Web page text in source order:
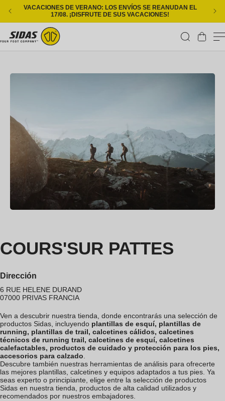
Ir directamente al contenido
VACACIONES DE VERANO: LOS ENVÍOS SE REANUDAN EL
17/08. ¡DISFRUTE DE SUS VACACIONES!
Carrito
COURS'SUR PATTES
Dirección
6 RUE HELENE DURAND
07000 PRIVAS FRANCIA
Ven a descubrir nuestra tienda, donde encontrarás una selección de
productos Sidas, incluyendo plantillas de esquí, plantillas de
running, plantillas de trail, calcetines cálidos, calcetines
técnicos de running trail, calcetines de esquí, calcetines
calefactables, productos de cuidado y protección para los pies,
accesorios para calzado.
Descubre también nuestras herramientas de análisis para ofrecerte
las mejores plantillas, calcetines y equipos adaptados a tus pies. Ya
seas experto o principiante, elige entre la selección de productos
Sidas en nuestra tienda, productos de alta calidad utilizados y
recomendados por nuestros embajadores.